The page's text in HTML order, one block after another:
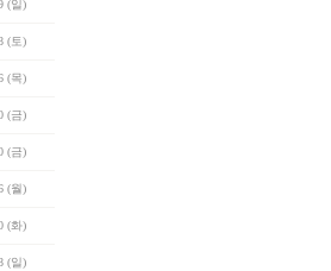
(일)
(토)
(목)
(금)
(금)
(월)
(화)
(일)